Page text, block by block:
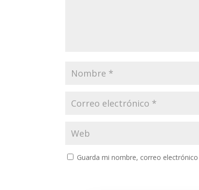
Guarda mi nombre, correo